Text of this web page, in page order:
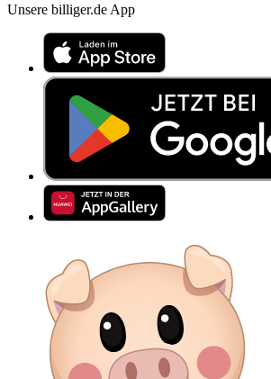
Unsere billiger.de App